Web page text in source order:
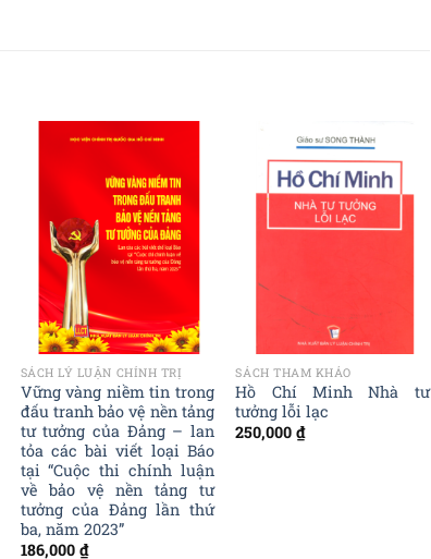
Add to
wishlist
SÁCH LÝ LUẬN CHÍNH TRỊ
Vững vàng niềm tin trong
đấu tranh bảo vệ nền tảng
tư tưởng của Đảng – lan
tỏa các bài viết loại Báo
tại “Cuộc thi chính luận
về bảo vệ nền tảng tư
tưởng của Đảng lần thứ
ba, năm 2023”
186,000 ₫
Add to
wishlist
SÁCH THAM KHẢO
Hồ Chí Minh Nhà tư
tưởng lỗi lạc
250,000₫